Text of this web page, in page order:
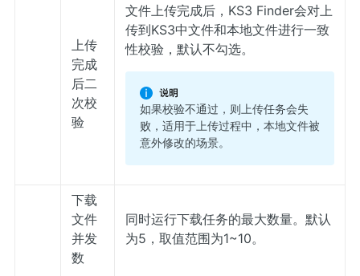
上传
完成
后二
次校
验
文件上传完成后，KS3 Finder会对上
传到KS3中文件和本地文件进行一致
性校验，默认不勾选。
如果校验不通过，则上传任务会失
败，适用于上传过程中，本地文件被
意外修改的场景。
下载
文件
并发
数
同时运行下载任务的最大数量。默认
为5，取值范围为1~10。